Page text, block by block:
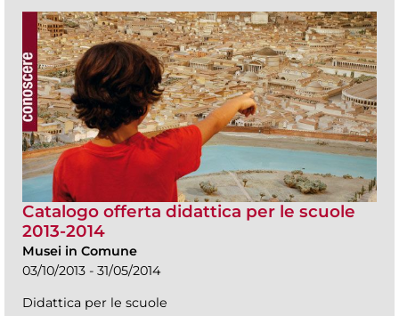
Catalogo offerta didattica per le scuole
2013-2014
Musei in Comune
03/10/2013 - 31/05/2014
Didattica per le scuole